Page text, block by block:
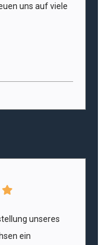
uns auf viele
unseres
ein